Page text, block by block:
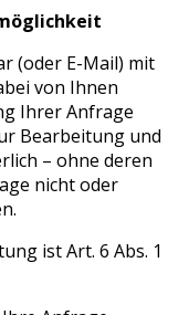
(oder E-Mail) mit
von Ihnen
Ihrer Anfrage
Bearbeitung und
– ohne deren
nicht oder
ist Art. 6 Abs. 1